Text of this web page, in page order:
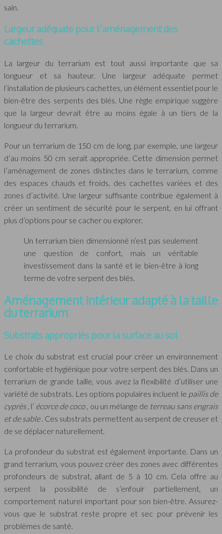
sain.
Largeur adéquate pour l’aménagement des
cachettes
La largeur du terrarium est tout aussi importante que sa
longueur et sa hauteur. Une largeur adéquate permet
l’installation de plusieurs cachettes, un élément essentiel pour le
bien-être des serpents des blés. Une règle empirique suggère
que la largeur devrait être au moins égale à un tiers de la
longueur du terrarium.
Pour un terrarium de 150 cm de long, par exemple, une largeur
d’au moins 50 cm serait appropriée. Cette dimension permet
l’aménagement de zones distinctes dans le terrarium, comme
des espaces chauds et froids, des cachettes variées et des
zones d’activité. Une largeur suffisante contribue également à
créer un sentiment de sécurité pour le serpent, en lui offrant
plus d’options pour se cacher ou explorer.
Un terrarium bien dimensionné n’est pas seulement
une question de confort, mais un véritable
investissement dans la santé et le bien-être à long
terme de votre serpent des blés.
Aménagement intérieur adapté à la taille
du terrarium
Substrats appropriés pour la surface au sol
Le choix du substrat est crucial pour créer un environnement
confortable et hygiénique pour votre serpent des blés. Dans un
terrarium de grande taille, vous avez la flexibilité d’utiliser une
variété de substrats. Les options populaires incluent le paillis de
cyprès, l’ écorce de coco , ou un mélange de terreau sans engrais
et de sable. Ces substrats permettent au serpent de creuser et
de se déplacer naturellement.
La profondeur du substrat est également importante. Dans un
grand terrarium, vous pouvez créer des zones avec différentes
profondeurs de substrat, allant de 5 à 10 cm. Cela offre au
serpent la possibilité de s’enfouir partiellement, un
comportement naturel important pour son bien-être. Assurez-
vous que le substrat reste propre et sec pour prévenir les
problèmes de santé.